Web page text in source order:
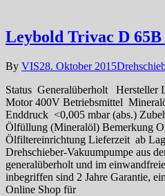
Leybold Trivac D
By VIS28. Oktober 2015
Status Generalüberholt Hersteller
Motor 400V Betriebsmittel
Enddruck <0,005 mbar (abs.)
Ölfüllung (Mineralöl) Bemerkung
Ölfiltereinrichtung Lieferzeit ab
Drehschieber-Vakuumpumpe aus
generalüberholt und im
inbegriffen sind 2 Jahre Garantie,
Online Shop für